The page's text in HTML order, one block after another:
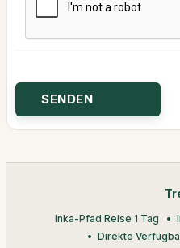
Inka-Pfad Reise 1 Tag
Direkte